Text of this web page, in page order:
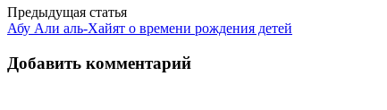
Post
navigation
Предыдущая статья
Абу Али аль-Хайят о времени рождения детей
Добавить комментарий